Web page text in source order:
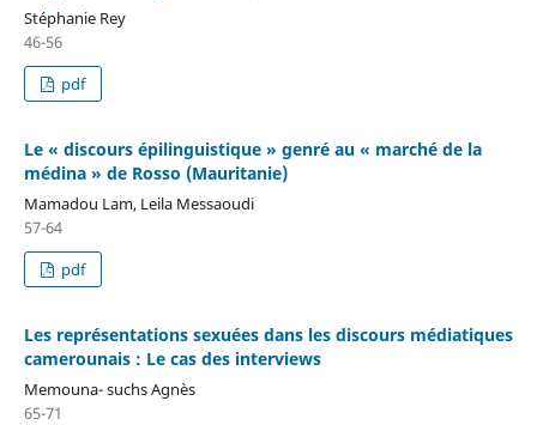
Stéphanie Rey
46-56
pdf
Le « discours épilinguistique » genré au « marché de la
médina » de Rosso (Mauritanie)
Mamadou Lam, Leila Messaoudi
57-64
pdf
Les représentations sexuées dans les discours médiatiques
camerounais : Le cas des interviews
Memouna- suchs Agnès
65-71